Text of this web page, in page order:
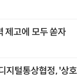
제고에 모두 쏟자
지털통상협정, '상